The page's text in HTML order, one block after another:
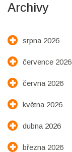
Archivy
srpna 2026
července 2026
června 2026
května 2026
dubna 2026
března 2026